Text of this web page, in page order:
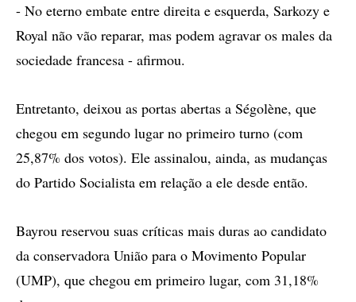
- No eterno embate entre direita e esquerda, Sarkozy e
Royal não vão reparar, mas podem agravar os males da
sociedade francesa - afirmou.
Entretanto, deixou as portas abertas a Ségolène, que
chegou em segundo lugar no primeiro turno (com
25,87% dos votos). Ele assinalou, ainda, as mudanças
do Partido Socialista em relação a ele desde então.
Bayrou reservou suas críticas mais duras ao candidato
da conservadora União para o Movimento Popular
(UMP), que chegou em primeiro lugar, com 31,18%